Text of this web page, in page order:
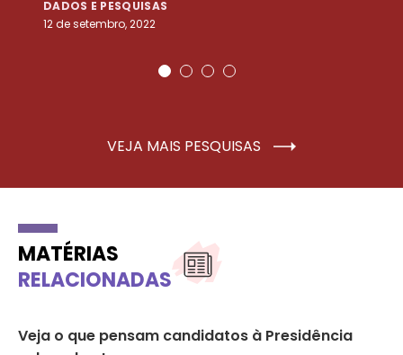
DADOS E PESQUISAS
12 de setembro, 2022
VEJA MAIS PESQUISAS
MATÉRIAS
RELACIONADAS
Veja o que pensam candidatos à Presidência